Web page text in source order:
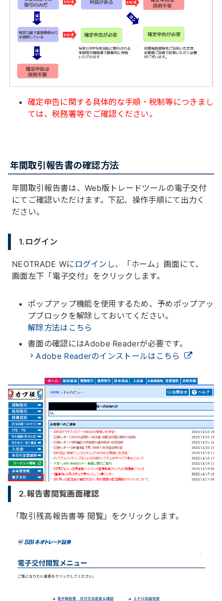
確定申告に関する具体的な手順・税制等につきまし
ては、税務署等でご確認ください。
年間取引報告書の確認方法
年間取引報告書は、Web版トレードツールの電子交付
にてご確認いただけます。下記、操作手順にて出力く
ださい。
1.ログイン
NEOTRADE Wに ログイン し、「ホーム」画面にて、
画面左下「電子交付」をクリックします。
ポップアップ機能を使用するため、予めポップアッ
プブロックを解除しておいてください。
解除方法はこちら
書面の確認にはAdobe Readerが必要です。
Adobe Readerのインストールはこちら
2.報告書閲覧画面確認
「取引残高報告書等 閲覧」をクリックします。